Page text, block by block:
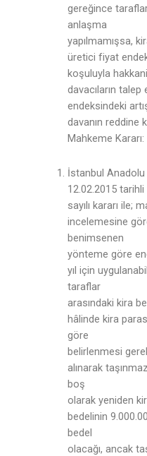
gereğince
anlaşma
yapılmamışsa,
üretici fiyat
koşuluyla
davacıların
endeksindeki
davanın reddine
Mahkeme Kararı:
İstanbul
12.02.2015
sayılı kararı ile;
incelemesine
benimsenen
yönteme göre
yıl için
taraflar
arasındaki kira
hâlinde kira
göre
belirlenmesi
alınarak
boş
olarak yeniden
bedelinin
bedel
olacağı, ancak